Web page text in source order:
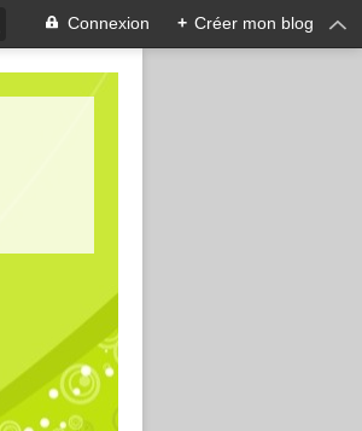
Connexion + Créer mon blog